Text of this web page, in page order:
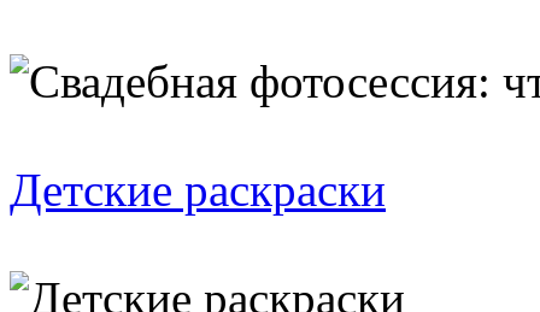
Детские раскраски